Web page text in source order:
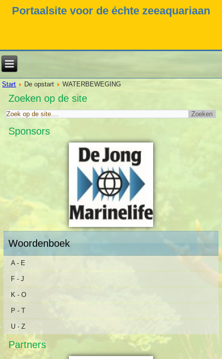
Portaalsite voor de échte zeeaquariaan
Start De opstart WATERBEWEGING
Zoeken op de site
Sponsors
Woordenboek
A - E
F - J
K - O
P - T
U - Z
Partners